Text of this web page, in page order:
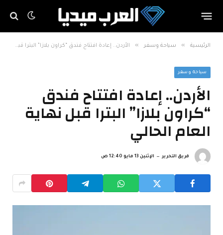
الرئيسية » سياحة وسفر » الأردن.. إعادة افتتاح فندق “كراون بلازا” البترا قبل نهاية العام الحالي
سياحة وسفر
الأردن.. إعادة افتتاح فندق
“كراون بلازا” البترا قبل نهاية
العام الحالي
فريق التحرير الإثنين 13 مايو 12:40 ص